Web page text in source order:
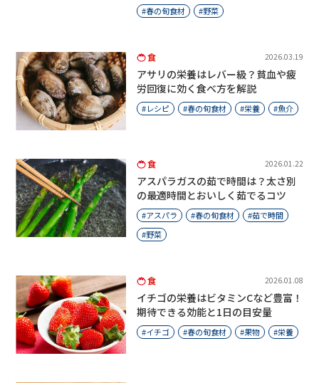
春の旬食材
野菜
食 2026.03.19
アサリの栄養はレバー級？貧血や疲
労回復に効く食べ方を解説
レシピ 春の旬食材 栄養 魚介
食 2026.01.22
アスパラガスの茹で時間は？太さ別
の最適時間とおいしく茹でるコツ
アスパラ 春の旬食材
茹で時間
野菜
食 2026.01.08
イチゴの栄養はビタミンCなど豊富！
期待できる効能と1日の目安量
イチゴ 春の旬食材 果物 栄養